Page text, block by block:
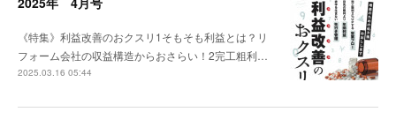
《特集》利益改善のおクスリ1そもそも利益とは？リ
フォーム会社の収益構造からおさらい！2完工粗利…
2025.03.16 05:44